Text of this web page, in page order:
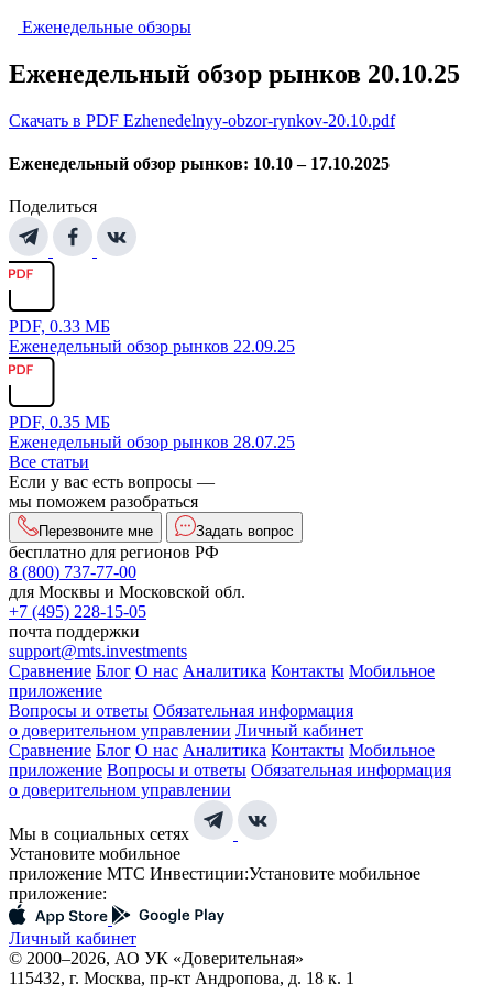
Еженедельные обзоры
Еженедельный обзор рынков 20.10.25
Скачать в PDF Ezhenedelnyy-obzor-rynkov-20.10.pdf
Еженедельный обзор рынков: 10.10 – 17.10.2025
Поделиться
PDF, 0.33 МБ
Еженедельный обзор рынков 22.09.25
PDF, 0.35 МБ
Еженедельный обзор рынков 28.07.25
Все статьи
Если у вас есть вопросы —
мы поможем разобраться
Перезвоните мне Задать вопрос
бесплатно для регионов РФ
8 (800) 737-77-00
для Москвы и Московской обл.
+7 (495) 228-15-05
почта поддержки
support@mts.investments
Сравнение Блог О нас Аналитика Контакты Мобильное
приложение
Вопросы и ответы Обязательная информация
о доверительном управлении Личный кабинет
Сравнение Блог О нас Аналитика Контакты Мобильное
приложение Вопросы и ответы Обязательная информация
о доверительном управлении
Мы в социальных сетях
Установите мобильное
приложение МТС Инвестиции:Установите мобильное
приложение:
Личный кабинет
© 2000–2026, АО УК «Доверительная»
115432, г. Москва, пр-кт Андропова, д. 18 к. 1